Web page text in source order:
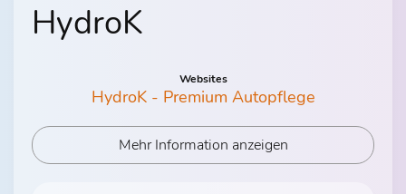
HydroK
Websites
HydroK - Premium Autopflege
Mehr Information anzeigen